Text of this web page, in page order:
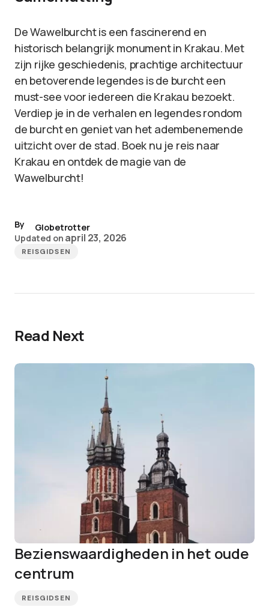
De Wawelburcht is een fascinerend en
historisch belangrijk monument in Krakau. Met
zijn rijke geschiedenis, prachtige architectuur
en betoverende legendes is de burcht een
must-see voor iedereen die Krakau bezoekt.
Verdiep je in de verhalen en legendes rondom
de burcht en geniet van het adembenemende
uitzicht over de stad. Boek nu je reis naar
Krakau en ontdek de magie van de
Wawelburcht!
By
Globetrotter
Updated on april 23, 2026
REISGIDSEN
Read Next
Bezienswaardigheden in het oude
centrum
REISGIDSEN